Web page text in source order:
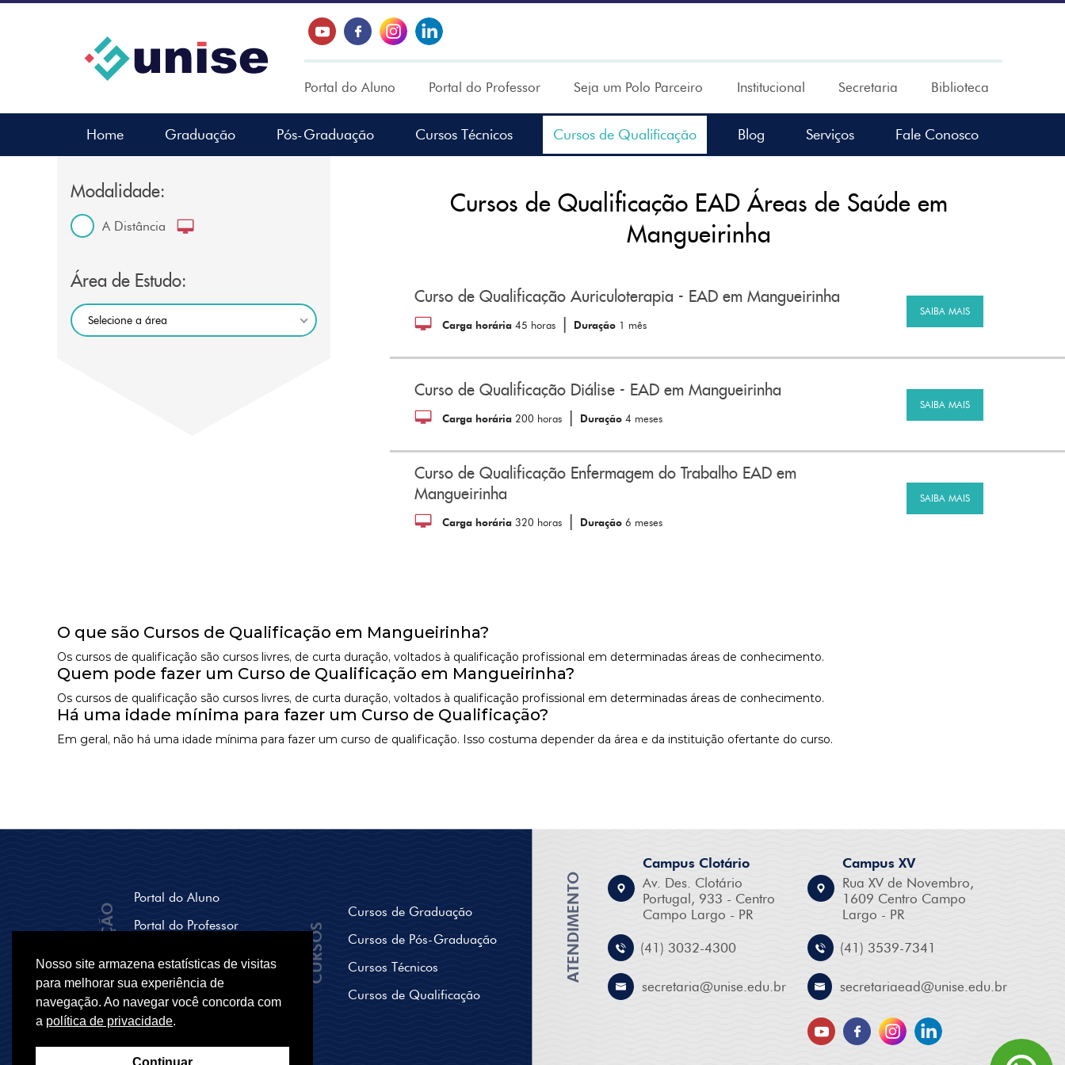
Portal do Aluno Portal do Professor Seja um Polo Parceiro Institucional Secretaria Biblioteca
Home Graduação Pós-Graduação Cursos Técnicos Cursos de Qualificação Blog Serviços Fale Conosco
Modalidade:
A Distância
Área de Estudo:
Selecione a área
Cursos de Qualificação EAD Áreas de Saúde em
Mangueirinha
Curso de Qualificação Auriculoterapia - EAD em Mangueirinha
Carga horária45 horas | Duração 1 mês
SAIBA MAIS
Curso de Qualificação Diálise - EAD em Mangueirinha
Carga horária200 horas | Duração4 meses
SAIBA MAIS
Curso de Qualificação Enfermagem do Trabalho EAD em
Mangueirinha
Carga horária320 horas | Duração6 meses
SAIBA MAIS
O que são Cursos de Qualificação em Mangueirinha?
Os cursos de qualificação são cursos livres, de curta duração, voltados à qualificação profissional em determinadas áreas de conhecimento.
Quem pode fazer um Curso de Qualificação em Mangueirinha?
Os cursos de qualificação são cursos livres, de curta duração, voltados à qualificação profissional em determinadas áreas de conhecimento.
Há uma idade mínima para fazer um Curso de Qualificação?
Em geral, não há uma idade mínima para fazer um curso de qualificação. Isso costuma depender da área e da instituição ofertante do curso.
NAVEGAÇÃO
Portal do Aluno
Portal do Professor
Breve História
Secretaria
CURSOS
Cursos de Graduação
Cursos de Pós-Graduação
Cursos Técnicos
Cursos de Qualificação
ATENDIMENTO
Campus Clotário
Av. Des. Clotário
Portugal, 933 - Centro
Campo Largo - PR
(41) 3032-4300
secretaria@unise.edu.br
Campus XV
Rua XV de Novembro,
1609 Centro Campo
Largo - PR
(41) 3539-7341
secretariaead@unise.edu.br
Nosso site armazena estatísticas de visitas
para melhorar sua experiência de
navegação. Ao navegar você concorda com
a política de privacidade.
Continuar